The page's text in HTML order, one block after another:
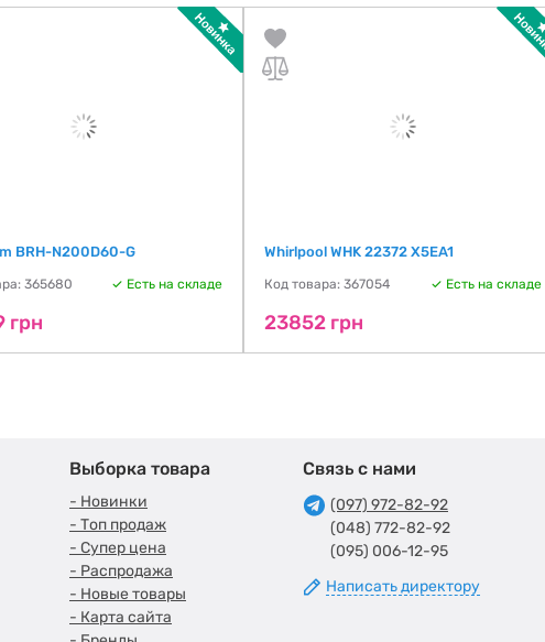
BRH-N200D60-G
365680 Есть на складе
грн
Whirlpool WHK 22372 X5EA1
Код товара: 367054 Есть на складе
23852 грн
Выборка товара
- Новинки
- Топ продаж
- Супер цена
- Распродажа
- Новые товары
- Карта сайта
Связь с нами
(097) 972-82-92
(048) 772-82-92
(095) 006-12-95
Написать директору